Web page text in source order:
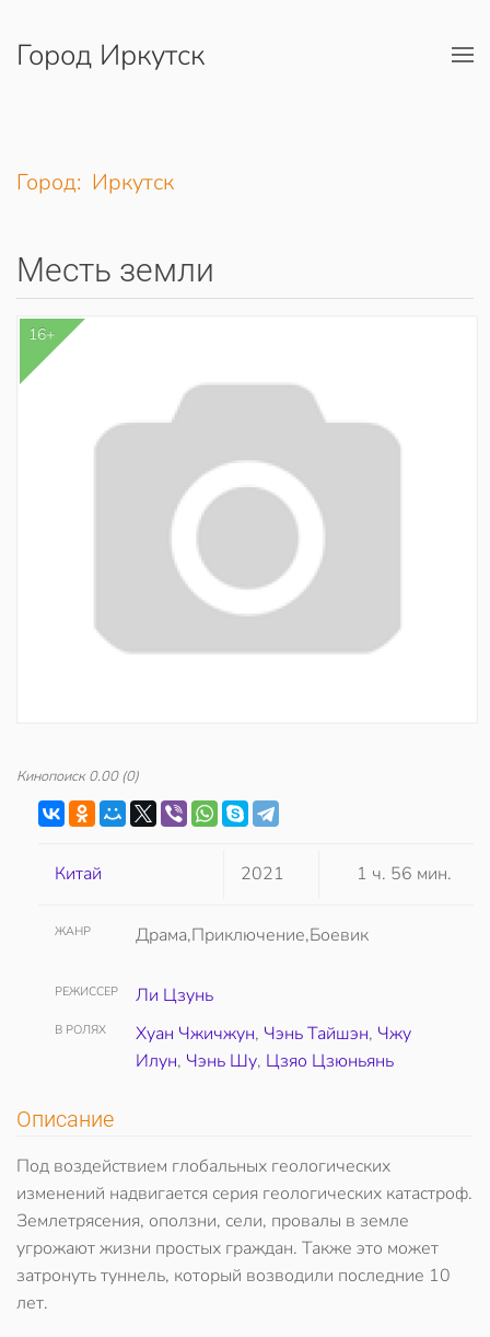
Перейти к содержимому
Город Иркутск
Город: Иркутск
Месть земли
16+
Кинопоиск 0.00(0)
Китай 2021 1 ч. 56 мин.
ЖАНР Драма,Приключение,Боевик
РЕЖИССЕР Ли Цзунь
В РОЛЯХ Хуан Чжичжун, Чэнь Тайшэн, Чжу
Илун, Чэнь Шу, Цзяо Цзюньянь
Описание
Под воздействием глобальных геологических
изменений надвигается серия геологических катастроф.
Землетрясения, оползни, сели, провалы в земле
угрожают жизни простых граждан. Также это может
затронуть туннель, который возводили последние 10
лет.